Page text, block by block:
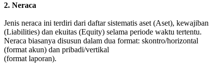
2. Neraca
Jenis neraca ini terdiri dari daftar sistematis aset (Aset), kewajiban
(Liabilities) dan ekuitas (Equity) selama periode waktu tertentu.
Neraca biasanya disusun dalam dua format: skontro/horizontal
(format akun) dan pribadi/vertikal
(format laporan).